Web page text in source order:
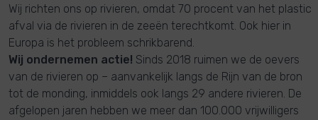
Wij richten ons op rivieren, omdat 70 procent van het plastic
afval via de rivieren in de zeeën terechtkomt. Ook hier in
Europa is het probleem schrikbarend.
Wij ondernemen actie! Sinds 2018 ruimen we de oevers
van de rivieren op – aanvankelijk langs de Rijn van de bron
tot de monding, inmiddels ook langs 29 andere rivieren. De
afgelopen jaren hebben we meer dan 100.000 vrijwilligers